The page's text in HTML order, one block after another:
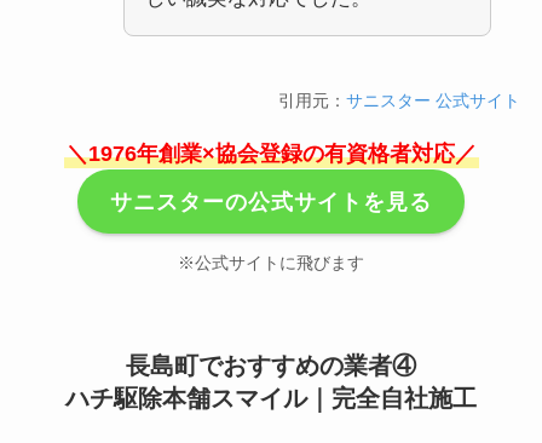
引用元：サニスター 公式サイト
＼1976年創業×協会登録の有資格者対応／
サニスターの公式サイトを見る
※公式サイトに飛びます
長島町でおすすめの業者④
ハチ駆除本舗スマイル｜完全自社施工